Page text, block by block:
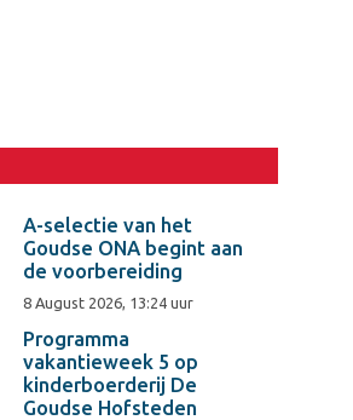
A-selectie van het
Goudse ONA begint aan
de voorbereiding
8 August 2026, 13:24 uur
Programma
vakantieweek 5 op
kinderboerderij De
Goudse Hofsteden